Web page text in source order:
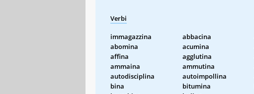
Verbi
immagazzina abbacina
abomina
acumina
affina
agglutina
ammaina
ammutina
autodisciplina
autoimpollina
bina
bitumina